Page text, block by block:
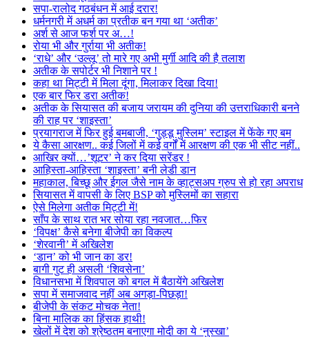
सपा-रालोद गठबंधन में आई दरार!
धर्मनगरी में अधर्म का प्रतीक बन गया था ‘अतीक’
अर्श से आज फर्श पर अ…!
रोया भी और गुर्राया भी अतीक!
‘राधे’ और ‘उल्लू’ तो मारे गए अभी मुर्गी आदि की है तलाश
अतीक के सपोर्टर भी निशाने पर !
कहा था मिट्टी में मिला दूंगा, मिलाकर दिखा दिया!
एक बार फिर डरा अतीक!
अतीक के सियासत की बजाय जरायम की दुनिया की उत्तराधिकारी बनने
की राह पर ‘शाइस्ता’
प्रयागराज में फिर हुई बमबाजी, ‘गुड्डू मुस्लिम’ स्टाइल में फेंके गए बम
ये कैसा आरक्षण.. कई जिलों में कई वर्गों में आरक्षण की एक भी सीट नहीं..
आखिर क्यों…’शूटर’ ने कर दिया सरेंडर !
आहिस्ता-आहिस्ता ‘शाइस्ता’ बनी लेडी डान
महाकाल, बिच्छू और ईगल जैसे नाम के व्हाट्सअप ग्रुप से हो रहा अपराध
सियासत में वापसी के लिए BSP को मुस्लिमों का सहारा
ऐसे मिलेगा अतीक मिट्टी में!
साँप के साथ रात भर सोया रहा नवजात…फिर
‘विपक्ष’ कैसे बनेगा बीजेपी का विकल्प
‘शेरवानी’ में अखिलेश
‘डान’ को भी जान का डर!
बागी गुट ही असली ‘शिवसेना’
विधानसभा में शिवपाल को बगल में बैठायेंगे अखिलेश
सपा में समाजवाद नहीं अब अगड़ा-पिछड़ा!
बीजेपी के संकट मोचक नेता!
बिना मालिक का हिंसक हाथी!
खेलों में देश को श्रेष्ठतम बनाएगा मोदी का ये ‘नुस्खा’